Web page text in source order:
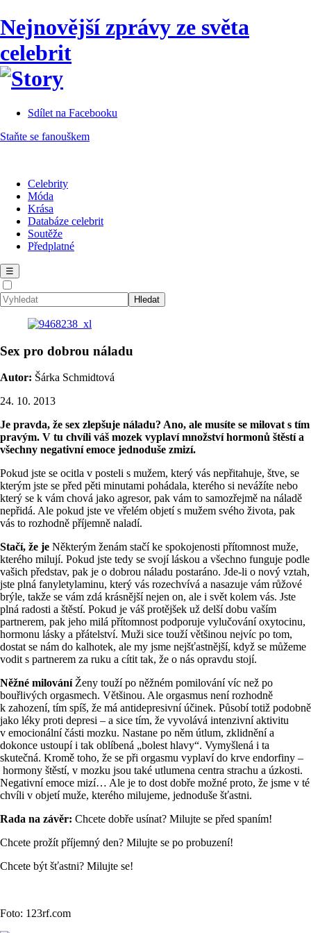
Nejnovější zprávy ze světa
celebrit
Sdílet na Facebooku
Staňte se fanouškem
Celebrity
Móda
Krása
Databáze celebrit
Soutěže
Předplatné
☰
Sex pro dobrou náladu
Autor: Šárka Schmidtová
24. 10. 2013
Je pravda, že sex zlepšuje náladu? Ano, ale musíte se milovat s tím
pravým. V tu chvíli váš mozek vyplaví množství hormonů štěstí a
všechny negativní emoce jednoduše zmizí.
Pokud jste se ocitla v posteli s mužem, který vás nepřitahuje, štve, se
kterým jste se před pěti minutami pohádala, kterého si nevážíte nebo
který se k vám chová jako agresor, pak vám to samozřejmě na náladě
nepřidá. Ale pokud jste ve vřelém objetí s mužem svého života, pak
vás to rozhodně příjemně naladí.
Stačí, že je Některým ženám stačí ke spokojenosti přítomnost muže,
kterého milují. Pokud jste tedy se svojí láskou a všechno funguje podle
vašich představ, pak je o dobrou náladu postaráno. Jde-li o nový vztah,
jste plná fanyletylaminu, který vás rozechvívá a nasazuje vám růžové
brýle, takže se vám zdá krásnější nejen on, ale i svět kolem vás. Jste
plná radosti a štěstí. Pokud je váš protějšek už delší dobu vaším
partnerem, pak jeho milá přítomnost podporuje vylučování oxytocinu,
hormonu lásky a přátelství. Muži sice touží většinou nejvíc po tom,
dostat se nám do kalhotek, ale my jsme nejšťastnější, když se můžeme
vodit s partnerem za ruku a cítit tak, že o nás opravdu stojí.
Něžné milování Ženy touží po něžném pomilování víc než po
bouřlivých orgasmech. Většinou. Ale orgasmus není rozhodně
k zahození, tím spíš, že má antidepresivní účinek. Působí totiž podobně
jako léky proti depresi – a sice tím, že vyvolává intenzivní aktivitu
v emocionální části mozku. Nastane po něm útlum, zklidnění a
dokonce ustoupí i tak oblíbená „bolest hlavy“. Vymyšlená i ta
skutečná. Kromě toho, že se při orgasmu vyplaví do krve endorfiny –
hormony štěstí, v mozku jsou také utlumena centra strachu a úzkosti.
Negativní emoce mizí… Ale je to dost dobře možné proto, že jsme v té
chvíli v objetí muže, kterého milujeme, jednoduše šťastni.
Rada na závěr: Chcete dobře usínat? Milujte se před spaním!
Chcete prožít příjemný den? Milujte se po probuzení!
Chcete být šťastni? Milujte se!
Foto: 123rf.com